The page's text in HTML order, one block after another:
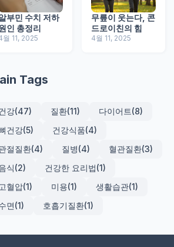
부민 수치 저하
인 총정리
월 11, 2025
무릎이 웃는다, 콘
드로이친의 힘
4월 11, 2025
Tags
강(47) 질환(11) 다이어트(8)
건강(5) 건강식품(4)
절질환(4) 질병(4) 혈관질환(3)
식(2) 건강한 요리법(1)
고혈압(1) 미용(1) 생활습관(1)
면(1) 호흡기질환(1)